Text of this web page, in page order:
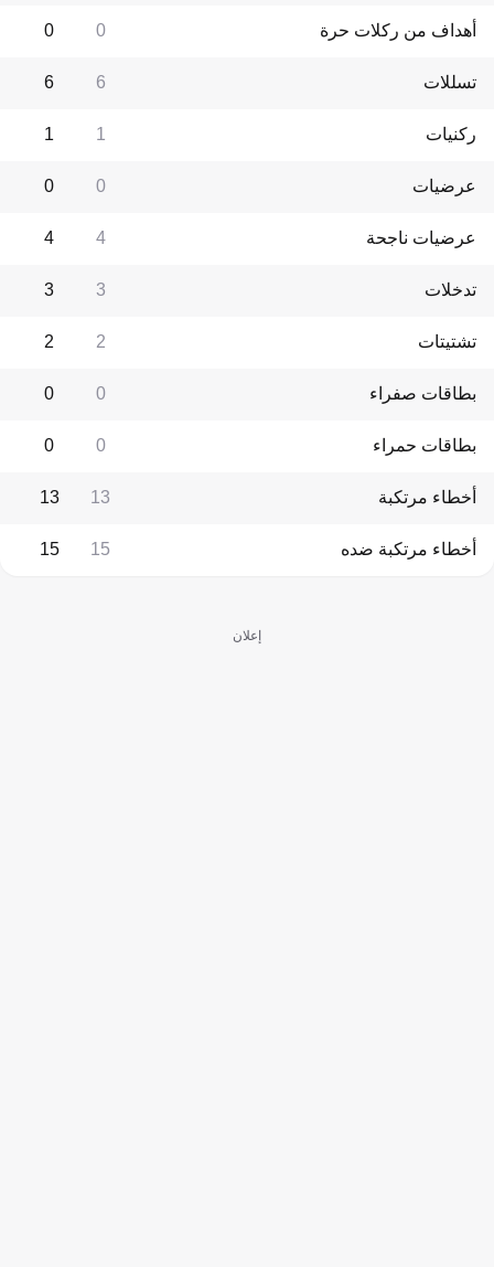
أهداف من ركلات حرة 0
0
تسللات 6
6
ركنيات 1
1
عرضيات 0
0
عرضيات ناجحة 4
4
تدخلات 3
3
تشتيتات 2
2
بطاقات صفراء 0
0
بطاقات حمراء 0
0
أخطاء مرتكبة 13
13
أخطاء مرتكبة ضده 15
15
إعلان